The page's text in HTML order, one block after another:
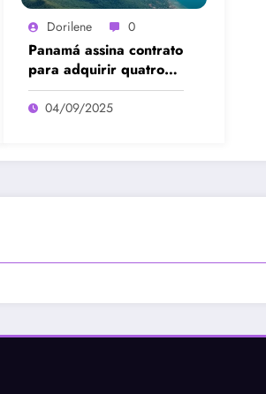
Dorilene 0
Panamá assina contrato
para adquirir quatro
aeronaves Embraer
04/09/2025